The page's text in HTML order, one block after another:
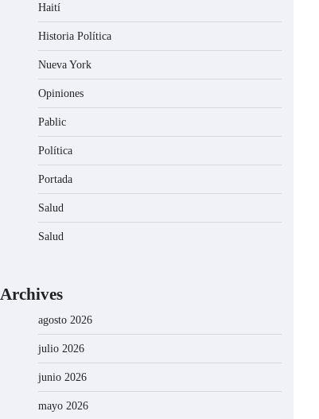
Haití
Historia Política
Nueva York
Opiniones
Pablic
Política
Portada
Salud
Salud
Archives
agosto 2026
julio 2026
junio 2026
mayo 2026